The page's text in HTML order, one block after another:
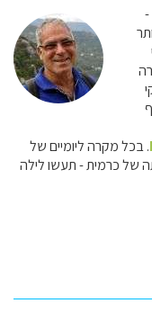
-
. בכל מקרה ליומיים של
של כרמית - תעשו לילה